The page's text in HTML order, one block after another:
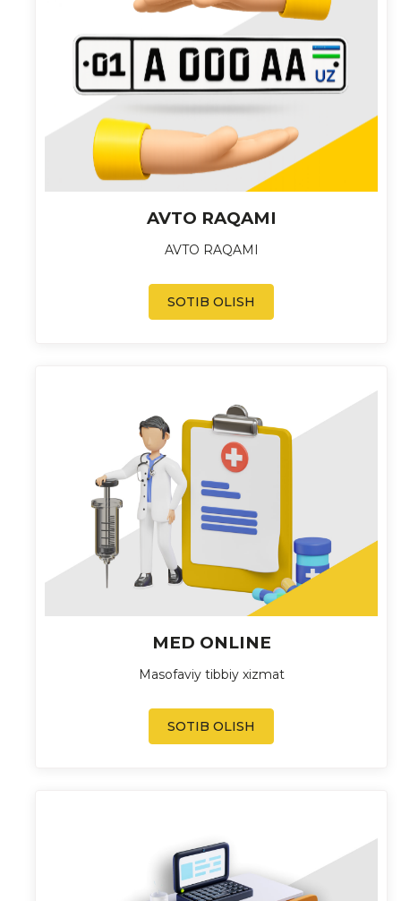
AVTO RAQAMI
AVTO RAQAMI
SOTIB OLISH
MED ONLINE
Masofaviy tibbiy xizmat
SOTIB OLISH